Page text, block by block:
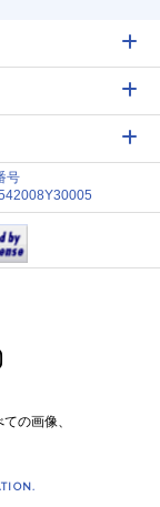
号
の画像、